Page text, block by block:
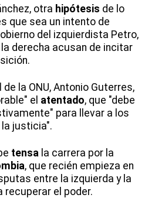
otra hipótesis de lo
que sea un intento de
del izquierdista Petro,
derecha acusan de incitar
la ONU, Antonio Guterres,
el atentado, que "debe
para llevar a los
justicia".
tensa la carrera por la
, que recién empieza en
entre la izquierda y la
recuperar el poder.